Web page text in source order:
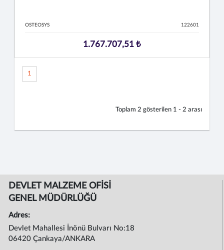
OSTEOSYS 122601
1.767.707,51 ₺
1
Toplam 2 gösterilen 1 - 2 arası
DEVLET MALZEME OFİSİ
GENEL MÜDÜRLÜĞÜ
Adres:
Devlet Mahallesi İnönü Bulvarı No:18
06420 Çankaya/ANKARA